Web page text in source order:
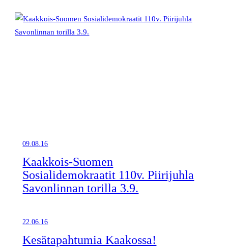
09.08.16
Kaakkois-Suomen
Sosialidemokraatit 110v. Piirijuhla
Savonlinnan torilla 3.9.
22.06.16
Kesätapahtumia Kaakossa!